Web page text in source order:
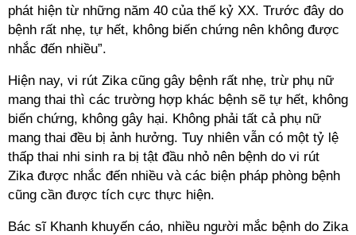
phát hiện từ những năm 40 của thế kỷ XX. Trước đây do
bệnh rất nhẹ, tự hết, không biến chứng nên không được
nhắc đến nhiều”.
Hiện nay, vi rút Zika cũng gây bệnh rất nhẹ, trừ phụ nữ
mang thai thì các trường hợp khác bệnh sẽ tự hết, không
biến chứng, không gây hại. Không phải tất cả phụ nữ
mang thai đều bị ảnh hưởng. Tuy nhiên vẫn có một tỷ lệ
thấp thai nhi sinh ra bị tật đầu nhỏ nên bệnh do vi rút
Zika được nhắc đến nhiều và các biện pháp phòng bệnh
cũng cần được tích cực thực hiện.
Bác sĩ Khanh khuyến cáo, nhiều người mắc bệnh do Zika